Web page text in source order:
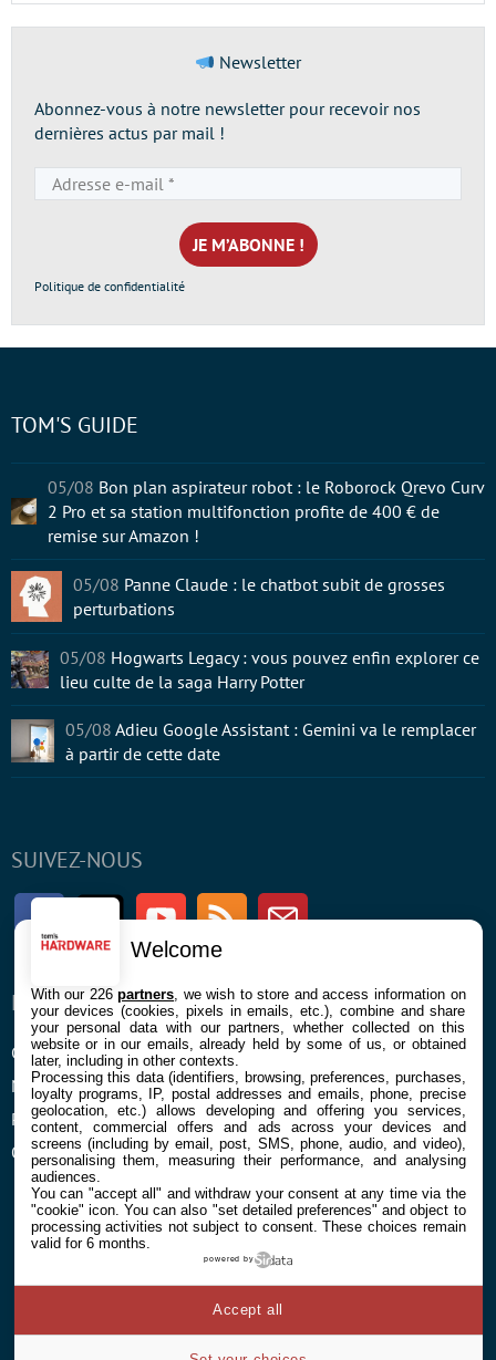
Newsletter
Abonnez-vous à notre newsletter pour recevoir nos
dernières actus par mail !
e-
mail
*
Politique de confidentialité
SUIVEZ-NOUS
FacebookTwitter Youtube RSS Newsletter
ENTREPRISE
Confidentialité et Cookies
Mentions légales et CGU
Préférences Cookies
Qui sommes nous
À PROPOS
Contact
TOM'S GUIDE
05/08 Bon plan aspirateur robot : le Roborock Qrevo Curv
2 Pro et sa station multifonction profite de 400 € de
remise sur Amazon !
05/08 Panne Claude : le chatbot subit de grosses
perturbations
05/08 Hogwarts Legacy : vous pouvez enfin explorer ce
lieu culte de la saga Harry Potter
05/08 Adieu Google Assistant : Gemini va le remplacer
à partir de cette date
Welcome
With our 226partners , we wish to store and access information on
your devices (cookies, pixels in emails, etc.), combine and share
your personal data with our partners, whether collected on this
website or in our emails, already held by some of us, or obtained
later, including in other contexts.
Processing this data (identifiers, browsing, preferences, purchases,
loyalty programs, IP, postal addresses and emails, phone, precise
geolocation, etc.) allows developing and offering you services,
content, commercial offers and ads across your devices and
screens (including by email, post, SMS, phone, audio, and video),
personalising them, measuring their performance, and analysing
audiences.
You can "accept all" and withdraw your consent at any time via the
"cookie" icon. You can also "set detailed preferences" and object to
processing activities not subject to consent. These choices remain
valid for 6 months.
powered by
Accept all